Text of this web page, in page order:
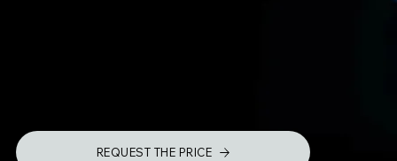
REQUEST THE PRICE